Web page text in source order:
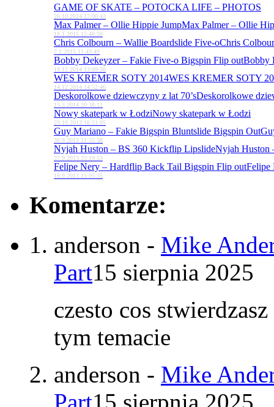
GAME OF SKATE – POTOCKA LIFE – PHOTOS
26.10.2024 17:00:43
Max Palmer – Ollie Hippie JumpMax Palmer – Ollie
18.1.2015 15:48:50
Chris Colbourn – Wallie Boardslide Five-oChris
7.1.2015 11:43:49
Bobby Dekeyzer – Fakie Five-o Bigspin Flip outBobby
19.12.2014 13:09:50
WES KREMER SOTY 2014WES KREMER SOTY
14.12.2014 14:52:46
Deskorolkowe dziewczyny z lat 70’sDeskorolkowe
15.5.2014 20:38:11
Nowy skatepark w ŁodziNowy skatepark w Łodzi
23.10.2013 16:51:05
Guy Mariano – Fakie Bigspin Bluntslide Bigspin Out
30.9.2013 21:55:38
Nyjah Huston – BS 360 Kickflip LipslideNyjah Huston
27.9.2013 22:19:53
Felipe Nery – Hardflip Back Tail Bigspin Flip outFelipe
18.9.2013 15:05:35
Komentarze:
anderson - Mike
Part15 sierpnia 2025
czesto cos
tym temacie
anderson - Mike
Part15 sierpnia 2025